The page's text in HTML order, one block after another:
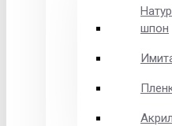
шпон
Акрил